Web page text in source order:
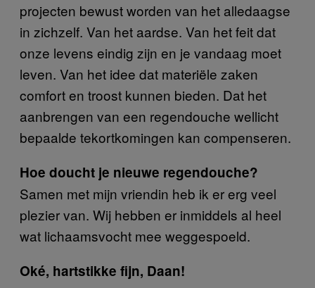
projecten bewust worden van het alledaagse
in zichzelf. Van het aardse. Van het feit dat
onze levens eindig zijn en je vandaag moet
leven. Van het idee dat materiële zaken
comfort en troost kunnen bieden. Dat het
aanbrengen van een regendouche wellicht
bepaalde tekortkomingen kan compenseren.
Hoe doucht je nieuwe regendouche?
Samen met mijn vriendin heb ik er erg veel
plezier van. Wij hebben er inmiddels al heel
wat lichaamsvocht mee weggespoeld.
Oké, hartstikke fijn, Daan!